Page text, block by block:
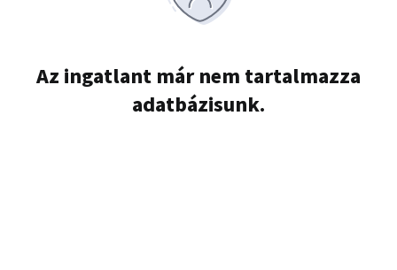
Az ingatlant már nem tartalmazza
adatbázisunk.